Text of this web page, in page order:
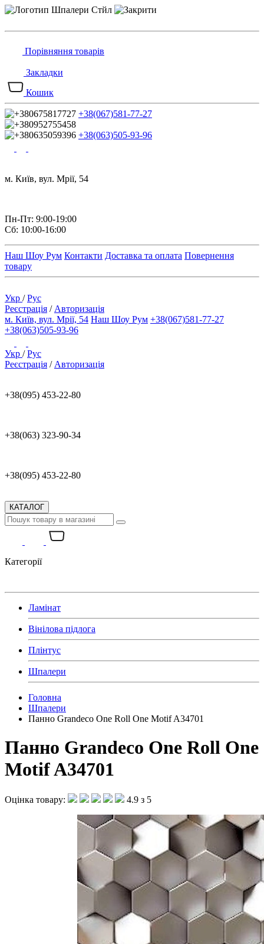
Порівняння товарів
Закладки
Кошик
+38(067)581-77-27
+38(063)505-93-96
м. Київ, вул. Мрії, 54
Пн-Пт: 9:00-19:00
Сб: 10:00-16:00
Наш Шоу Рум Контакти Доставка та оплата Повернення
товару
Укр /Рус
Реєстрація / Авторизація
м. Київ, вул. Мрії, 54 Наш Шоу Рум +38(067)581-77-27
+38(063)505-93-96
Укр /Рус
Реєстрація / Авторизація
+38(095) 453-22-80
+38(063) 323-90-34
+38(095) 453-22-80
КАТАЛОГ
Категорії
Ламінат
Вінілова підлога
Плінтус
Шпалери
Головна
Шпалери
Панно Grandeco One Roll One Motif A34701
Панно Grandeco One Roll One
Motif A34701
Оцінка товару: 4.9 з 5